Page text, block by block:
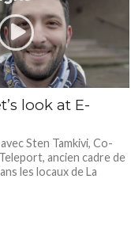
look at E-
Sten Tamkivi, Co-
ancien cadre de
les locaux de La